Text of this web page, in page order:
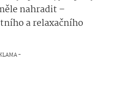
nahradit –
a relaxačního